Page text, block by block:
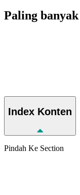
Paling banyak
Index Konten
Pindah Ke Section